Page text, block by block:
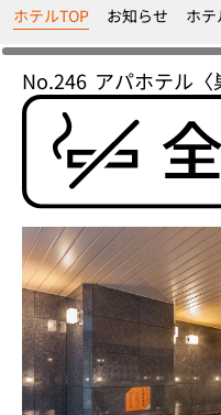
ホテルTOP お知らせ ホ
No.246 アパホテル〈